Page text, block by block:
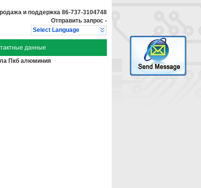
и поддержка 86-737-3104748
Отправить запрос -
Select Language
данные
Пкб алюминия